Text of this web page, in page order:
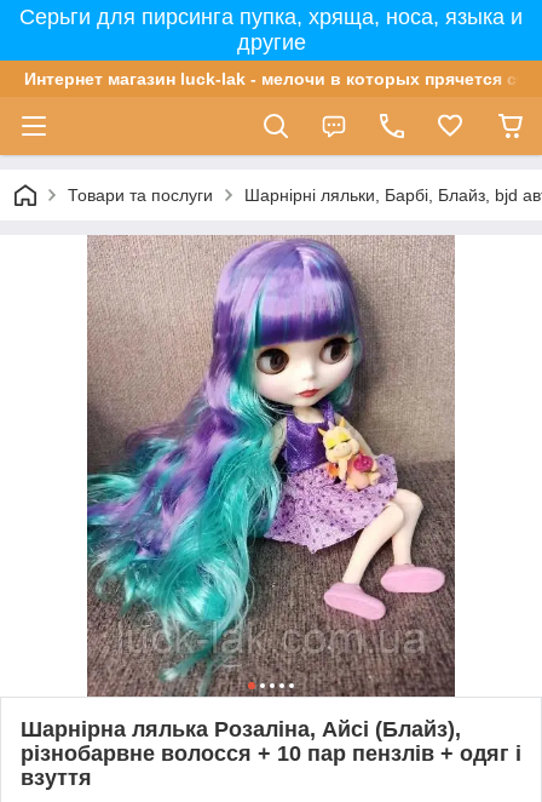
Серьги для пирсинга пупка, хряща, носа, языка и
другие
Интернет магазин luck-lak - мелочи в которых прячется
Товари та послуги Шарнірні ляльки, Барбі, Блайз, bjd
Шарнірна лялька Розаліна, Айсі (Блайз),
різнобарвне волосся + 10 пар пензлів + одяг і
взуття